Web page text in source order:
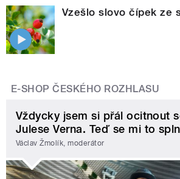
Vzešlo slovo čípek ze
E-SHOP ČESKÉHO ROZHLASU
Vždycky jsem si přál ocitnout
Julese Verna. Teď se mi to
Václav Žmolík, moderátor